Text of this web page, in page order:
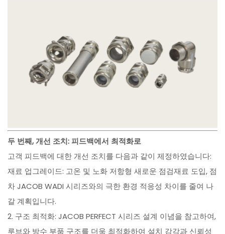
두 번째, 개선 조치: 피드백에서 최적화로
고객 피드백에 대한 개선 조치를 다음과 같이 제정하였습니다:
재료 업그레이드: 고온 및 노화 저항형 새로운 점검재료 도입, 점
차 JACOB WADI 시리즈와의 극한 환경 적응성 차이를 줄여 나
갈 계획입니다.
2. 구조 최적화: JACOB PERFECT 시리즈 설계 이념을 참고하여,
루브와 방수 부품 구조를 더욱 최적화하여 설치 감각과 신뢰성